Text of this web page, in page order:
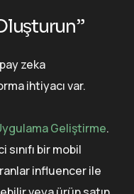
zeka
ihtiyacı var.
Geliştirme.
bir mobil
influencer ile